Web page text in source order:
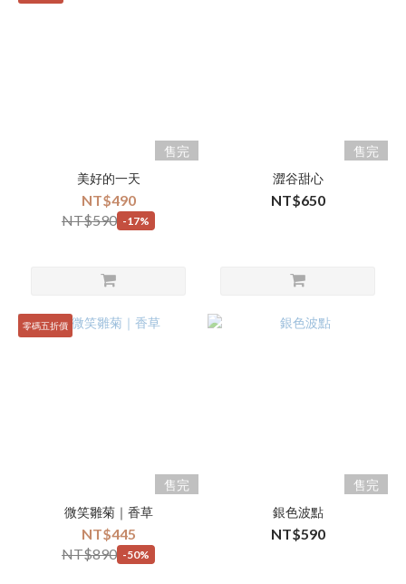
售完
美好的一天
NT$490
NT$590 -17%
售完
澀谷甜心
NT$650
零碼五折價
售完
微笑雛菊｜香草
NT$445
NT$890 -50%
售完
銀色波點
NT$590